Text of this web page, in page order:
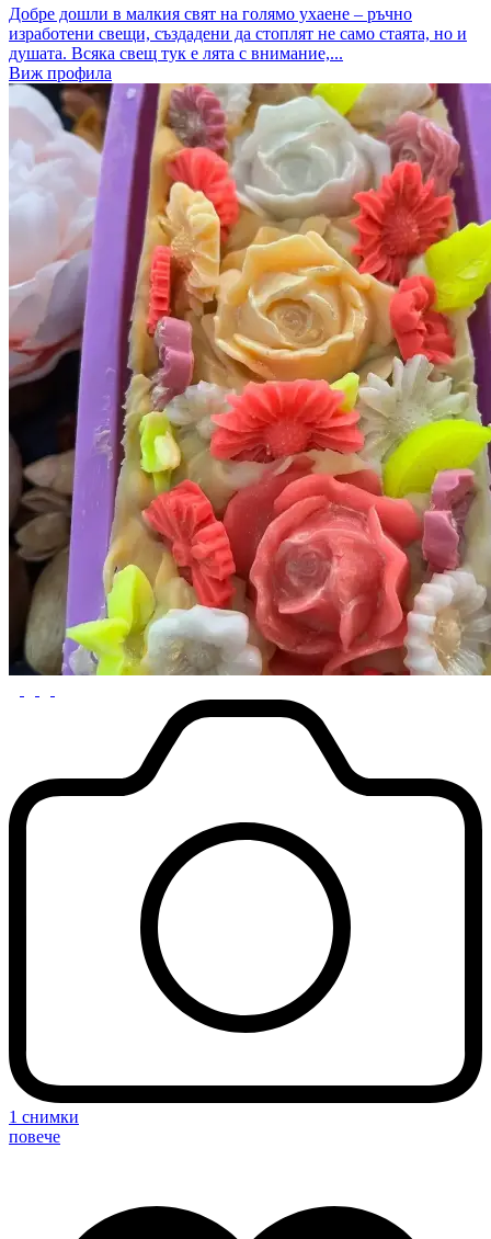
Добре дошли в малкия свят на голямо ухаене – ръчно
изработени свещи, създадени да стоплят не само стаята, но и
душата. Всяка свещ тук е лята с внимание,...
Виж профила
1 снимки
повече